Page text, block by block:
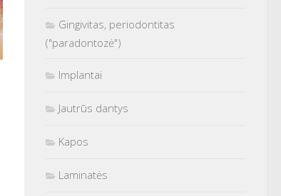
Gingivitas, periodontitas
("paradontozė")
Implantai
Jautrūs dantys
Kapos
Laminatės